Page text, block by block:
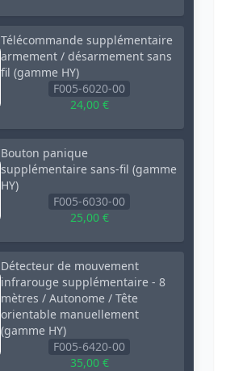
Télécommande supplémentaire
armement / désarmement sans
fil (gamme HY)
F005-6020-00
24,00 €
Bouton panique
supplémentaire sans-fil (gamme
HY)
F005-6030-00
25,00 €
Détecteur de mouvement
infrarouge supplémentaire - 8
mètres / Autonome / Tête
orientable manuellement
(gamme HY)
F005-6420-00
35,00 €